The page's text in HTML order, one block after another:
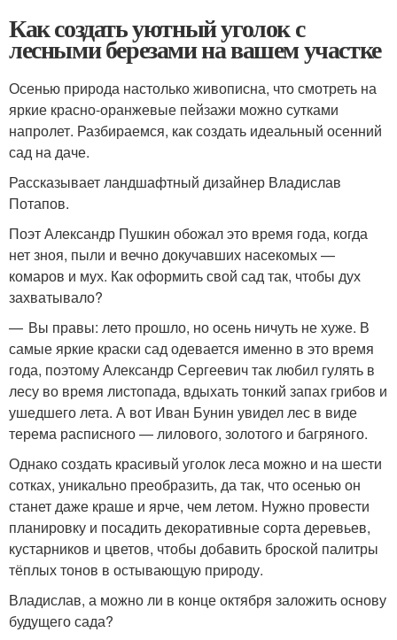
Как создать уютный уголок с
лесными березами на вашем участке
Осенью природа настолько живописна, что смотреть на
яркие красно-оранжевые пейзажи можно сутками
напролет. Разбираемся, как создать идеальный осенний
сад на даче.
Рассказывает ландшафтный дизайнер Владислав
Потапов.
Поэт Александр Пушкин обожал это время года, когда
нет зноя, пыли и вечно докучавших насекомых —
комаров и мух. Как оформить свой сад так, чтобы дух
захватывало?
— Вы правы: лето прошло, но осень ничуть не хуже. В
самые яркие краски сад одевается именно в это время
года, поэтому Александр Сергеевич так любил гулять в
лесу во время листопада, вдыхать тонкий запах грибов и
ушедшего лета. А вот Иван Бунин увидел лес в виде
терема расписного — лилового, золотого и багряного.
Однако создать красивый уголок леса можно и на шести
сотках, уникально преобразить, да так, что осенью он
станет даже краше и ярче, чем летом. Нужно провести
планировку и посадить декоративные сорта деревьев,
кустарников и цветов, чтобы добавить броской палитры
тёплых тонов в остывающую природу.
Владислав, а можно ли в конце октября заложить основу
будущего сада?